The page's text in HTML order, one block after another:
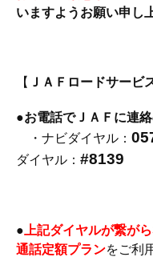
いますようお願い申し
【 ＪＡＦロードサービ
●お電話でＪＡＦに連
・ナビダイヤル： 0
ダイヤル： #8139
● 上記ダイヤルが繋が
通話定額プランをご利